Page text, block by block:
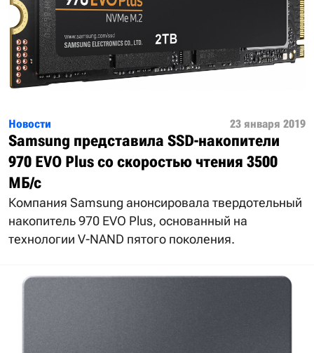
Новости 23 января 2019
Samsung представила SSD-накопители
970 EVO Plus со скоростью чтения 3500
МБ/с
Компания Samsung анонсировала твердотельный
накопитель 970 EVO Plus, основанный на
технологии V-NAND пятого поколения.